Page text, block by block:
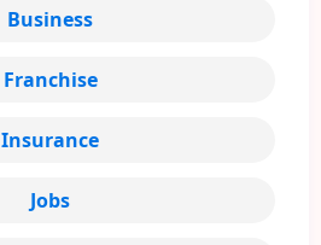
Business
Franchise
Insurance
Jobs